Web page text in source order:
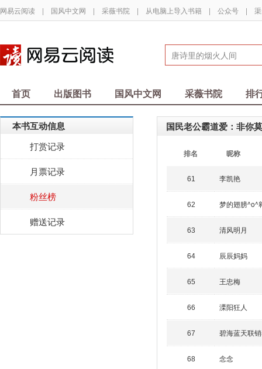
网易云阅读 | 国风中文网 | 采薇书院 | 从电脑上导入书籍 | 公众号 |
首页 出版图书 国风中文网 采薇书院 排
本书互动信息
打赏记录
月票记录
粉丝榜
赠送记录
国民老公霸道爱：非你
排名 昵称
61 李凯艳
62 梦的翅膀^o^
63 清风明月
64 辰辰妈妈
65 王忠梅
66 溧阳狂人
67 碧海蓝天联
68 念念